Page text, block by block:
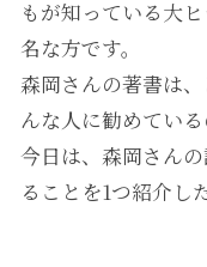
もが知っている大
名な方です。
森岡さんの著書は
んな人に勧めている
今日は、森岡さん
ることを1つ紹介し